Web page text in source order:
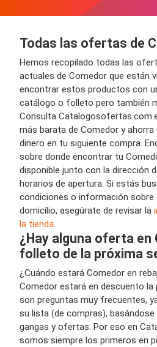
Todas las ofertas de
Hemos recopilado todas las
actuales de Comedor que están
encontrar estos productos con
catálogo o folleto pero también
Consulta
más barata de Comedor y
dinero en tu siguiente compra.
sobre donde encontrar tu
disponible junto con la dirección
horarios de apertura. Si estás
condiciones o información sobre
domicilio, asegúrate de revisar la
la tienda.
¿Hay alguna oferta en
folleto de la próxima
¿Cuándo estará Comedor en
Comedor estará en descuento la
son preguntas muy frecuentes,
su lista (de compras),
gangas y ofertas. Por eso en
somos siempre los primeros en